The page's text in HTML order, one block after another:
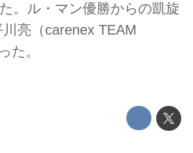
。ル・マン優勝からの凱旋
亮（carenex TEAM
た。